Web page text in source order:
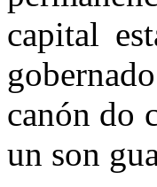
capital
canón do
un son